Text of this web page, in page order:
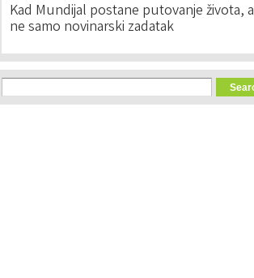
Kad Mundijal postane putovanje života, a
ne samo novinarski zadatak
Search form
Search